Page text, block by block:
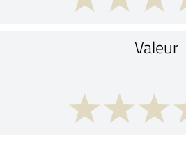
Valeur